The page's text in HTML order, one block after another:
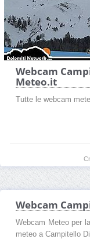
Webcam
Meteo.it
Tutte le webcam
Webcam
Webcam Meteo per
meteo a Campitello